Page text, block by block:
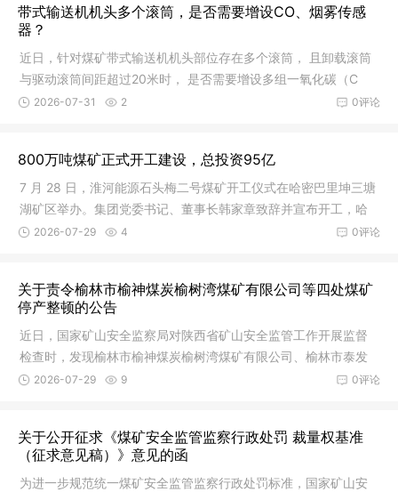
带式输送机机头多个滚筒，是否需要增设CO、烟雾传感
器？
近日，针对煤矿带式输送机机头部位存在多个滚筒， 且卸载滚筒
与驱动滚筒间距超过20米时， 是否需要增设多组一氧化碳（C
O）和烟雾
0评论
2026-07-31 2
800万吨煤矿正式开工建设，总投资95亿
7 月 28 日，淮河能源石头梅二号煤矿开工仪式在哈密巴里坤三塘
湖矿区举办。集团党委书记、董事长韩家章致辞并宣布开工，哈
密市、
0评论
2026-07-29 4
关于责令‌榆林市榆神煤炭榆树湾煤矿有限公司等四处煤矿
停产整顿的公告
近日，国家矿山安全监察局对陕西省矿山安全监管工作开展监督
检查时，发现‌榆林市榆神煤炭榆树湾煤矿有限公司、榆林市泰发
祥矿业
0评论
2026-07-29 9
关于公开征求《煤矿安全监管监察行政处罚 裁量权基准
（征求意见稿）》意见的函
为进一步规范统一煤矿安全监管监察行政处罚标准，国家矿山安